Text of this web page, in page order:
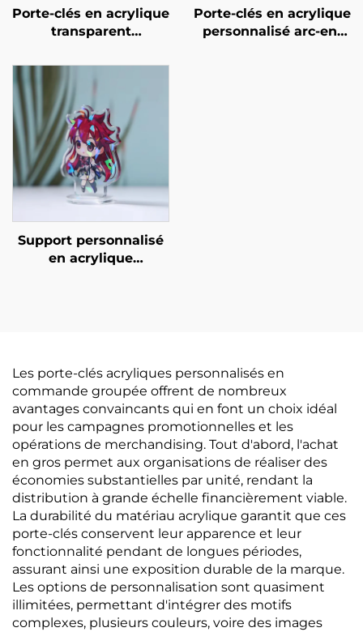
Porte-clés en acrylique
transparent
Porte-clés en acrylique
personnalisé arc-en-
Support personnalisé
en acrylique
Les porte-clés acryliques personnalisés en
commande groupée offrent de nombreux
avantages convaincants qui en font un choix idéal
pour les campagnes promotionnelles et les
opérations de merchandising. Tout d'abord, l'achat
en gros permet aux organisations de réaliser des
économies substantielles par unité, rendant la
distribution à grande échelle financièrement viable.
La durabilité du matériau acrylique garantit que ces
porte-clés conservent leur apparence et leur
fonctionnalité pendant de longues périodes,
assurant ainsi une exposition durable de la marque.
Les options de personnalisation sont quasiment
illimitées, permettant d'intégrer des motifs
complexes, plusieurs couleurs, voire des images